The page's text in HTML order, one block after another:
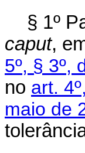
§ 1º
caput,
5º, § 3º,
no art.
maio de